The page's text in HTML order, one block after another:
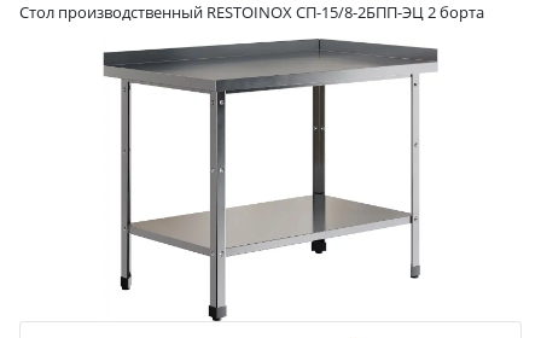
Стол производственный RESTOINOX СП-15/8-2БПП-ЭЦ 2 борта